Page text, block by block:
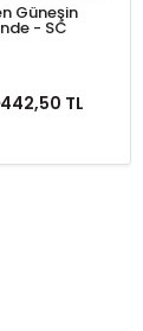
Güneşin
- SC
442,50 TL